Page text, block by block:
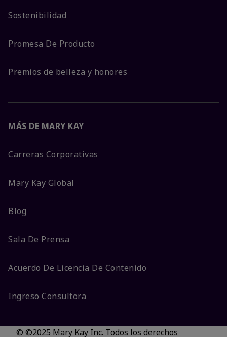
Sostenibilidad
Promesa De Producto
Premios de belleza y honores
MÁS DE MARY KAY
Carreras Corporativas
Mary Kay Global
Blog
Sala De Prensa
Acuerdo De Licencia De Contenido
Ingreso Consultora
© ©2025 Mary Kay Inc. Todos los derechos